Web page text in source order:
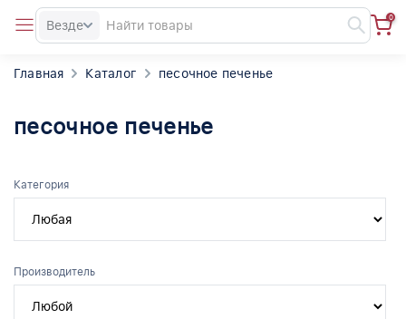
Везде
0
Главная Каталог песочное печенье
песочное печенье
Категория
Производитель